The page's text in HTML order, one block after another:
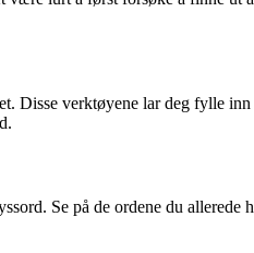
Disse verktøyene lar deg fylle
Se på de ordene du